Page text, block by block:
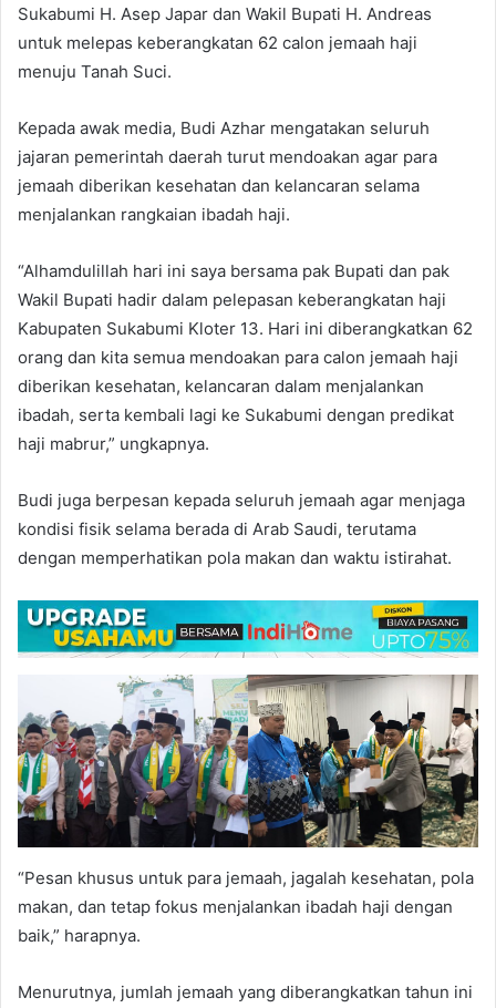
Sukabumi H. Asep Japar dan Wakil Bupati H. Andreas
untuk melepas keberangkatan 62 calon jemaah haji
menuju Tanah Suci.
Kepada awak media, Budi Azhar mengatakan seluruh
jajaran pemerintah daerah turut mendoakan agar para
jemaah diberikan kesehatan dan kelancaran selama
menjalankan rangkaian ibadah haji.
“Alhamdulillah hari ini saya bersama pak Bupati dan pak
Wakil Bupati hadir dalam pelepasan keberangkatan haji
Kabupaten Sukabumi Kloter 13. Hari ini diberangkatkan 62
orang dan kita semua mendoakan para calon jemaah haji
diberikan kesehatan, kelancaran dalam menjalankan
ibadah, serta kembali lagi ke Sukabumi dengan predikat
haji mabrur,” ungkapnya.
Budi juga berpesan kepada seluruh jemaah agar menjaga
kondisi fisik selama berada di Arab Saudi, terutama
dengan memperhatikan pola makan dan waktu istirahat.
“Pesan khusus untuk para jemaah, jagalah kesehatan, pola
makan, dan tetap fokus menjalankan ibadah haji dengan
baik,” harapnya.
Menurutnya, jumlah jemaah yang diberangkatkan tahun ini